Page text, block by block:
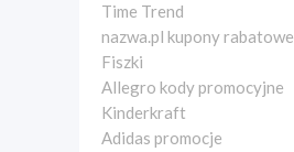
Time Trend
nazwa.pl kupony rabatowe
Fiszki
Allegro kody promocyjne
Kinderkraft
Adidas promocje